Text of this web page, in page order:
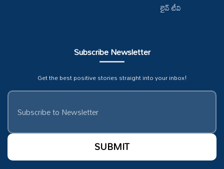
లైవ్ టీవి
Subscribe Newsletter
Get the best positive stories straight into your inbox!